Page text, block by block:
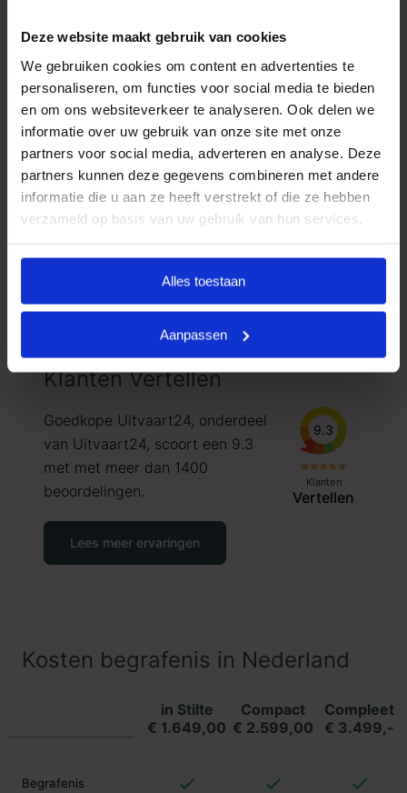
Deze website maakt gebruik van cookies
We gebruiken cookies om content en advertenties te
personaliseren, om functies voor social media te bieden
en om ons websiteverkeer te analyseren. Ook delen we
informatie over uw gebruik van onze site met onze
partners voor social media, adverteren en analyse. Deze
partners kunnen deze gegevens combineren met andere
informatie die u aan ze heeft verstrekt of die ze hebben
verzameld op basis van uw gebruik van hun services.
Alles toestaan
Aanpassen
afnemen en wat past binnen uw budget. Indien u dit
wenst, kunt u deze pakketten uiteraard uitbreiden.
Door met vaste uitvaartpakketten te werken, kan
Goedkope Uitvaart24 u een goed verzorgde,
persoonlijke en waardige begrafenis tegen een
eerlijk tarief garanderen.
Heeft u vragen of wilt u graag meer informatie
bereikbaar. Neemt u vrijblijvend contact met ons op
085 016 0685
Klanten Vertellen
Goedkope Uitvaart24, onderdeel
van Uitvaart24, scoort een 9.3
met met meer dan 1400
beoordelingen.
9.3
Klanten
Vertellen
Lees meer ervaringen
Kosten begrafenis in Nederland
in Stilte
€ 1.649,00
Compact
€ 2.599,00
Compleet
€ 3.499,-
Begrafenis